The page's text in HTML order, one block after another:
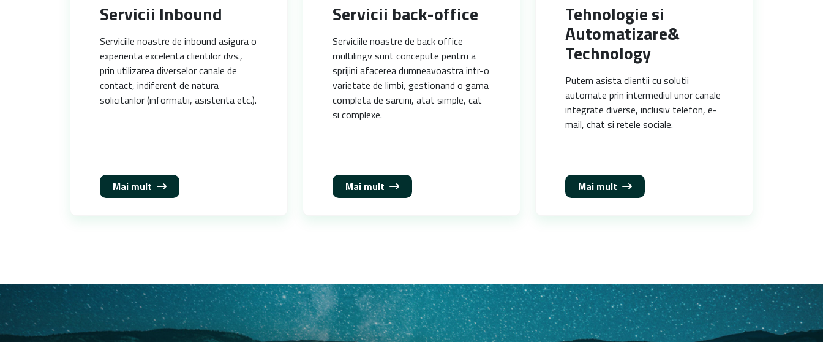
Servicii Inbound
Serviciile noastre de inbound asigura o
experienta excelenta clientilor dvs.,
prin utilizarea diverselor canale de
contact, indiferent de natura
solicitarilor (informatii, asistenta etc.).
Mai mult
Servicii back-office
Serviciile noastre de back office
multilingv sunt concepute pentru a
sprijini afacerea dumneavoastra intr-o
varietate de limbi, gestionand o gama
completa de sarcini, atat simple, cat
si complexe.
Mai mult
Tehnologie si
Automatizare&
Technology
Putem asista clientii cu solutii
automate prin intermediul unor canale
integrate diverse, inclusiv telefon, e-
mail, chat si retele sociale.
Mai mult